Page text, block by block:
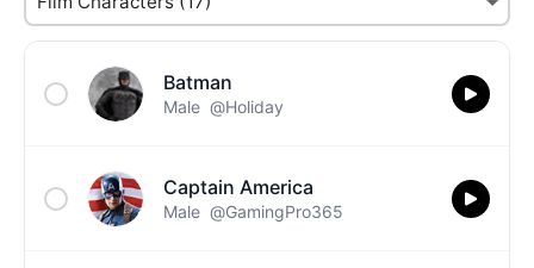
Batman
Male @Holiday
Captain America
Male @GamingPro365